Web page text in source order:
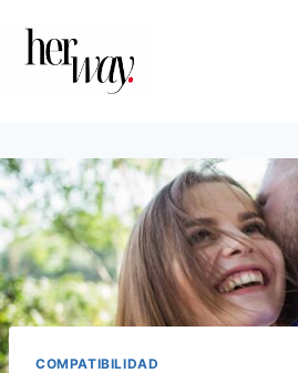
contenido
COMPATIBILIDAD